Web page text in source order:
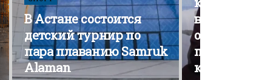
В Астане состоится
детский турнир по
пара плаванию Samruk
Alaman
вышла на
открытой